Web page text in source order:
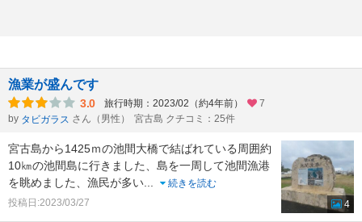
漁業が盛んです
3.0 旅行時期：2023/02（約4年前）
7
by タビガラス さん（男性） 宮古島 クチコミ：25件
宮古島から1425ｍの池間大橋で結ばれている周囲約
10㎞の池間島に行きました、島を一周して池間漁港
を眺めました、漁民が多い
続きを読む
投稿日:2023/03/27
4